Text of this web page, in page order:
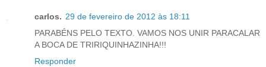
carlos. 29 de fevereiro de 2012 às 18:11
PARABÉNS PELO TEXTO. VAMOS NOS UNIR PARACALAR
A BOCA DE TRIRIQUINHAZINHA!!!
Responder